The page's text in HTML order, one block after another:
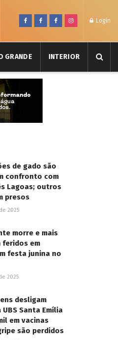
Login
GRANDE INTERIOR
de gado são
confronto com
Lagoas; outros
presos
2025
morre e mais
feridos em
festa junina no
2025
desligam
Santa Emília
em vacinas
são perdidos